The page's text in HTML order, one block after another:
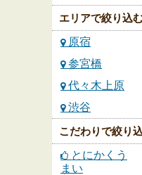
エリアで絞り込
原宿
参宮橋
代々木上原
渋谷
こだわりで絞り
とにかくう
まい